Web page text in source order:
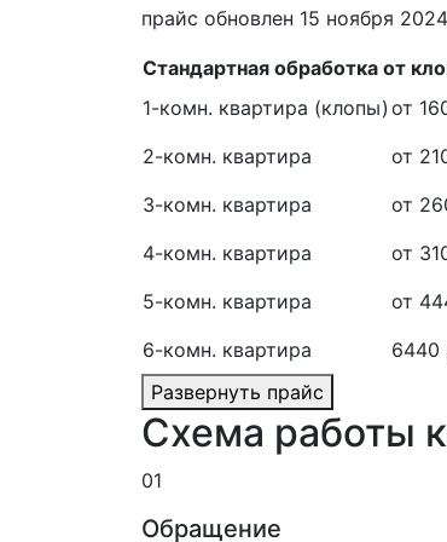
прайс обновлен 15 ноября
Стандартная обработка от
1-комн. квартира (клопы) от
2-комн. квартира
от
3-комн. квартира
от
4-комн. квартира
от
5-комн. квартира
от
6-комн. квартира
6440
Развернуть прайс
Схема работы
01
Обращение